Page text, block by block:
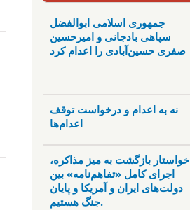
جمهوری اسلامی ابوالفضل
سپاهی بادجانی و امیرحسین
صفری حسین‌آبادی را اعدام کرد
نه به اعدام و درخواست توقف
اعدام‌ها
خواستار بازگشت به میز مذاکره،
اجرای کامل «تفاهم‌نامه» بین
دولت‌های ایران و آمریکا و پایان
جنگ هستیم.